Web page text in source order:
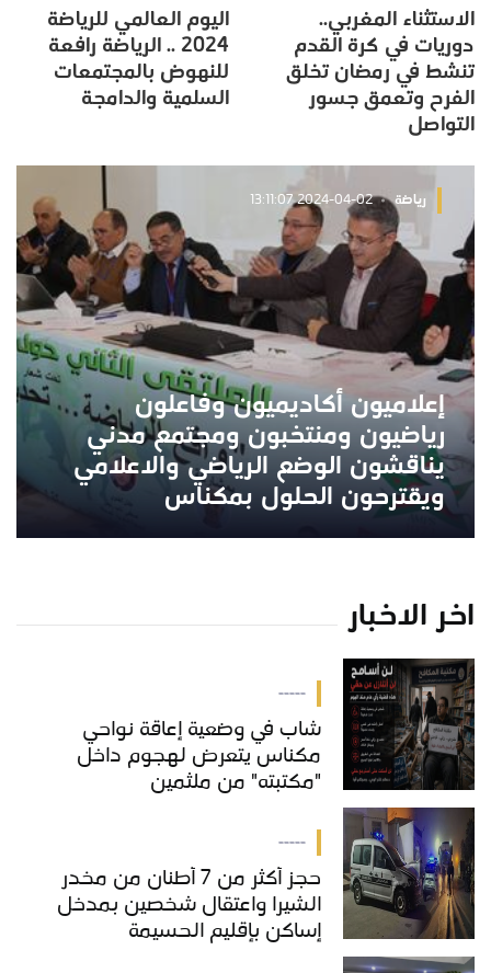
الاستثناء المغربي..
دوريات في كرة القدم
تنشط في رمضان تخلق
الفرح وتعمق جسور
التواصل
اليوم العالمي للرياضة
2024 .. الرياضة رافعة
للنهوض بالمجتمعات
السلمية والدامجة
رياضة 2024-04-02 13:11:07
إعلاميون أكاديميون وفاعلون
رياضيون ومنتخبون ومجتمع مدني
يناقشون الوضع الرياضي والاعلامي
ويقترحون الحلول بمكناس
اخر الاخبار
-----
شاب في وضعية إعاقة نواحي
مكناس يتعرض لهجوم داخل
"مكتبته" من ملثمين
-----
حجز أكثر من 7 أطنان من مخدر
الشيرا واعتقال شخصين بمدخل
إساكن بإقليم الحسيمة